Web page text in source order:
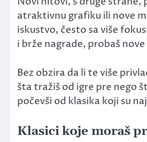
atraktivnu grafiku ili nove
iskustvo, često sa više
i brže nagrade, probaš
Bez obzira da li te više
šta tražiš od igre pre nego
počevši od klasika koji su
Klasici koje moraš